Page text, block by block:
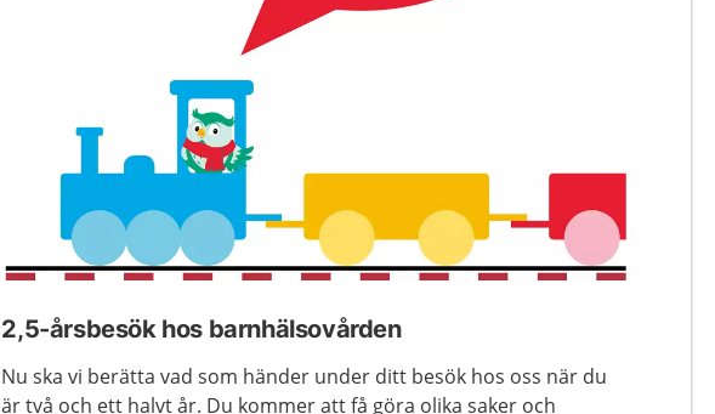
2,5-årsbesök hos barnhälsovården
Nu ska vi berätta vad som händer under ditt besök hos oss när du
är två och ett halvt år. Du kommer att få göra olika saker och